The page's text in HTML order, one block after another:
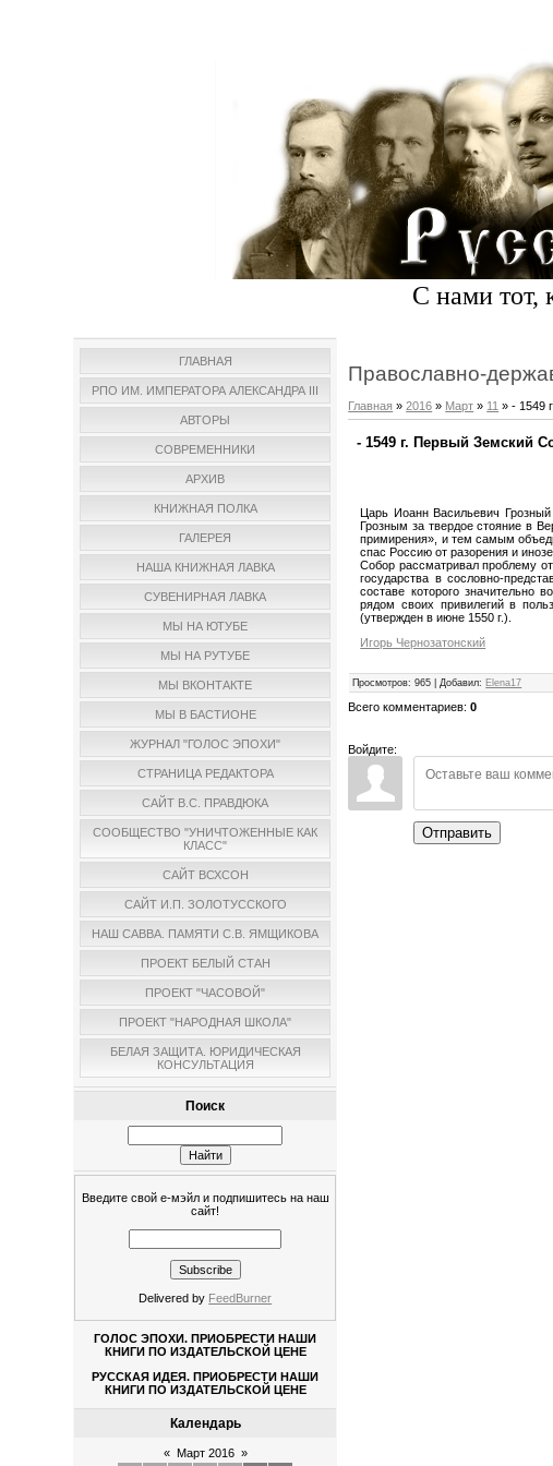
С нами тот,
ГЛАВНАЯ
РПО ИМ. ИМПЕРАТОРА АЛЕКСАНДРА III
АВТОРЫ
СОВРЕМЕННИКИ
АРХИВ
КНИЖНАЯ ПОЛКА
ГАЛЕРЕЯ
НАША КНИЖНАЯ ЛАВКА
СУВЕНИРНАЯ ЛАВКА
МЫ НА ЮТУБЕ
МЫ НА РУТУБЕ
МЫ ВКОНТАКТЕ
МЫ В БАСТИОНЕ
ЖУРНАЛ "ГОЛОС ЭПОХИ"
СТРАНИЦА РЕДАКТОРА
САЙТ В.С. ПРАВДЮКА
СООБЩЕСТВО "УНИЧТОЖЕННЫЕ КАК
КЛАСС"
САЙТ ВСХСОН
САЙТ И.П. ЗОЛОТУССКОГО
НАШ САВВА. ПАМЯТИ С.В. ЯМЩИКОВА
ПРОЕКТ БЕЛЫЙ СТАН
ПРОЕКТ "ЧАСОВОЙ"
ПРОЕКТ "НАРОДНАЯ ШКОЛА"
БЕЛАЯ ЗАЩИТА. ЮРИДИЧЕСКАЯ
КОНСУЛЬТАЦИЯ
Поиск
Введите свой е-мэйл и подпишитесь на наш
сайт!
Delivered by FeedBurner
ГОЛОС ЭПОХИ. ПРИОБРЕСТИ НАШИ
КНИГИ ПО ИЗДАТЕЛЬСКОЙ ЦЕНЕ
РУССКАЯ ИДЕЯ. ПРИОБРЕСТИ НАШИ
КНИГИ ПО ИЗДАТЕЛЬСКОЙ ЦЕНЕ
Календарь
« Март 2016 »
Православно-
Главная »2016 » Март » 11 » - 1549
- 1549 г. Первый Земский
Царь Иоанн Васильевич
Грозным за твердое стояние в
примирения», и тем самым
спас Россию от разорения и
Собор рассматривал проблему
государства в сословно-
составе которого значительно
рядом своих привилегий в
(утвержден в июне 1550 г.).
Игорь Чернозатонский
Просмотров: 965 |Добавил: Elena17
Всего комментариев:0
Войдите:
Отправить